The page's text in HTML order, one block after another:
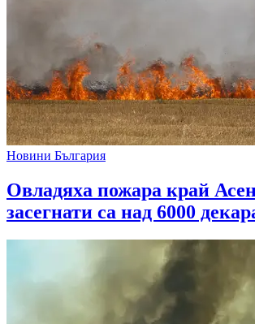
Новини България
Овладяха пожара край
засегнати са над 6000